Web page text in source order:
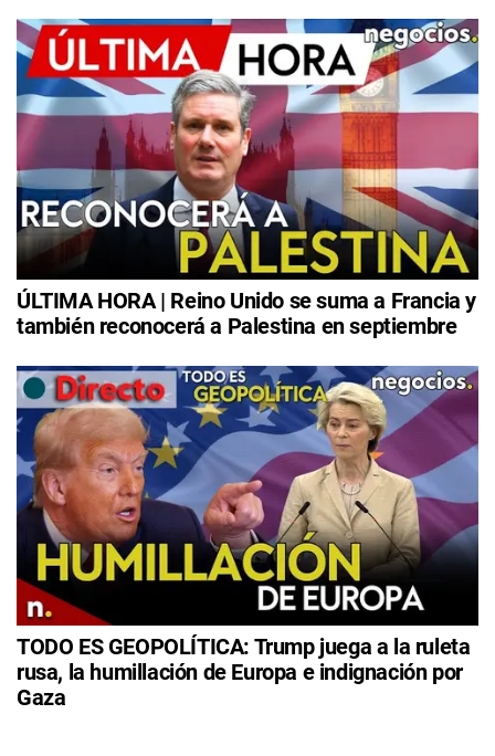
ÚLTIMA HORA | Reino Unido se suma a Francia y
también reconocerá a Palestina en septiembre
TODO ES GEOPOLÍTICA: Trump juega a la ruleta
rusa, la humillación de Europa e indignación por
Gaza